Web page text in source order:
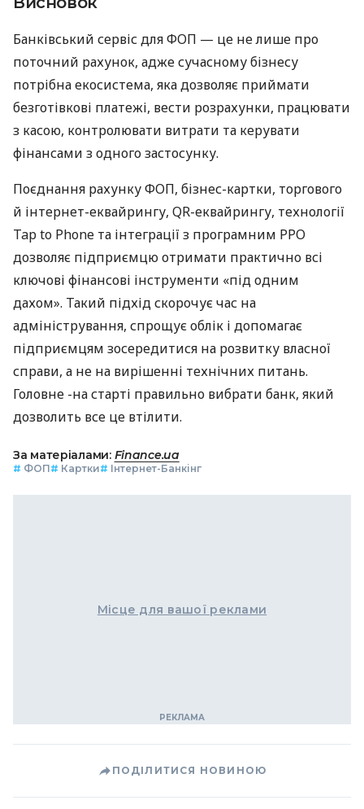
Банківський сервіс для ФОП — це не лише про
поточний рахунок, адже сучасному бізнесу
потрібна екосистема, яка дозволяє приймати
безготівкові платежі, вести розрахунки, працювати
з касою, контролювати витрати та керувати
фінансами з одного застосунку.
Поєднання рахунку ФОП, бізнес-картки, торгового
й інтернет-еквайрингу, QR-еквайрингу, технології
Tap to Phone та інтеграції з програмним РРО
дозволяє підприємцю отримати практично всі
ключові фінансові інструменти «під одним
дахом». Такий підхід скорочує час на
адміністрування, спрощує облік і допомагає
підприємцям зосередитися на розвитку власної
справи, а не на вирішенні технічних питань.
Головне -на старті правильно вибрати банк, який
дозволить все це втілити.
За матеріалами: Finance.ua
# ФОП# Картки# Інтернет-Банкінг
Місце для вашої реклами
ПОДІЛИТИСЯ НОВИНОЮ